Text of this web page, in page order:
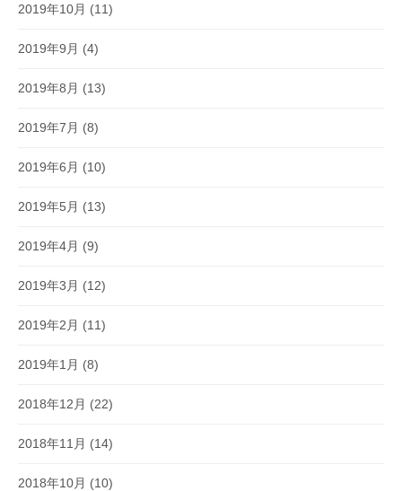
2019年10月 (11)
2019年9月 (4)
2019年8月 (13)
2019年7月 (8)
2019年6月 (10)
2019年5月 (13)
2019年4月 (9)
2019年3月 (12)
2019年2月 (11)
2019年1月 (8)
2018年12月 (22)
2018年11月 (14)
2018年10月 (10)